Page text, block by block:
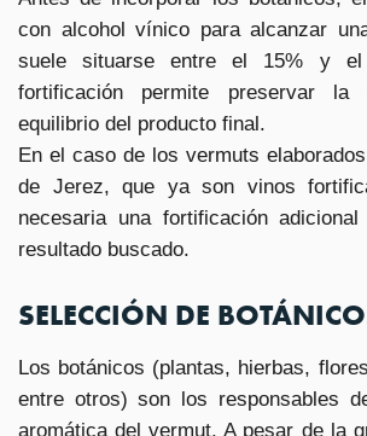
con alcohol vínico para alcanzar
suele situarse entre el 15% y
fortificación permite preservar
equilibrio del producto final.
En el caso de los vermuts
de Jerez, que ya son vinos
necesaria una fortificación adicional
resultado buscado.
SELECCIÓN DE
Los botánicos (plantas, hierbas,
entre otros) son los responsables
aromática del vermut. A pesar de la